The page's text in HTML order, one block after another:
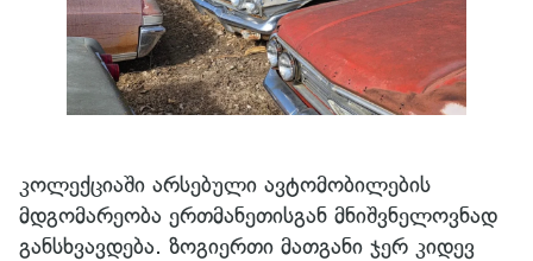
კოლექციაში არსებული ავტომობილების
მდგომარეობა ერთმანეთისგან მნიშვნელოვნად
განსხვავდება. ზოგიერთი მათგანი ჯერ კიდევ